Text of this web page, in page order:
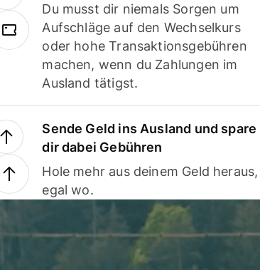
Du musst dir niemals Sorgen um
Aufschläge auf den Wechselkurs
oder hohe Transaktionsgebühren
machen, wenn du Zahlungen im
Ausland tätigst.
Sende Geld ins Ausland und spare
dir dabei Gebühren
Hole mehr aus deinem Geld heraus,
egal wo.